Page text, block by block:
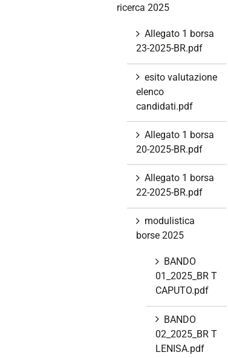
ricerca 2025
Allegato 1 borsa
23-2025-BR.pdf
esito valutazione
elenco
candidati.pdf
Allegato 1 borsa
20-2025-BR.pdf
Allegato 1 borsa
22-2025-BR.pdf
modulistica
borse 2025
BANDO
01_2025_BR T
CAPUTO.pdf
BANDO
02_2025_BR T
LENISA.pdf